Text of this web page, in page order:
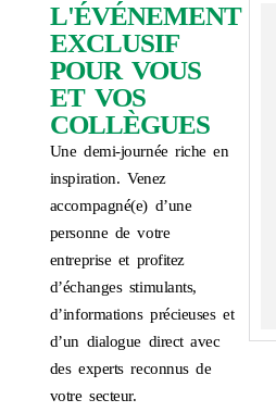
L'ÉVÉNEMENT
EXCLUSIF
POUR VOUS
ET VOS
COLLÈGUES
Une demi-journée riche en
inspiration. Venez
accompagné(e) d’une
personne de votre
entreprise et profitez
d’échanges stimulants,
d’informations précieuses et
d’un dialogue direct avec
des experts reconnus de
votre secteur.